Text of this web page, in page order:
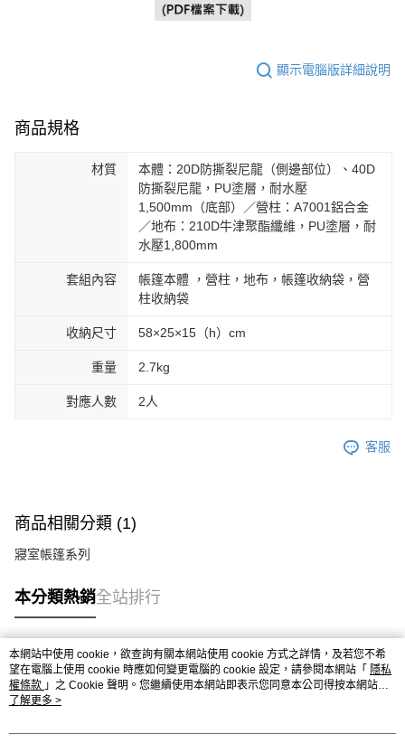
顯示電腦版詳細說明
商品規格
材質
本體：20D防撕裂尼龍（側邊部位）、40D
防撕裂尼龍，PU塗層，耐水壓
1,500mm（底部）／營柱：A7001鋁合金
／地布：210D牛津聚酯纖維，PU塗層，耐
水壓1,800mm
套組內容
帳篷本體 ，營柱，地布，帳篷收納袋，營
柱收納袋
收納尺寸 58×25×15（h）cm
重量 2.7kg
對應人數 2人
客服
商品相關分類 (1)
寢室帳篷系列
本分類熱銷全站排行
熱門標籤
本網站中使用 cookie，欲查詢有關本網站使用 cookie 方式之詳情，及若您不希
望在電腦上使用 cookie 時應如何變更電腦的 cookie 設定，請參閱本網站「 隱私
權條款 」之 Cookie 聲明。您繼續使用本網站即表示您同意本公司得按本網站使
用條款之 Cookie 聲明使用 cookie。
了解更多 >